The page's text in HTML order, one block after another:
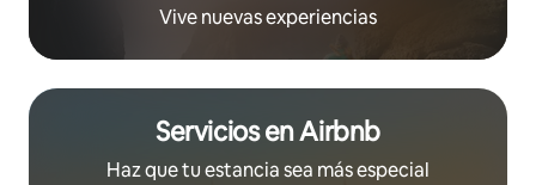
Vive nuevas experiencias
Servicios en Airbnb
Haz que tu estancia sea más especial